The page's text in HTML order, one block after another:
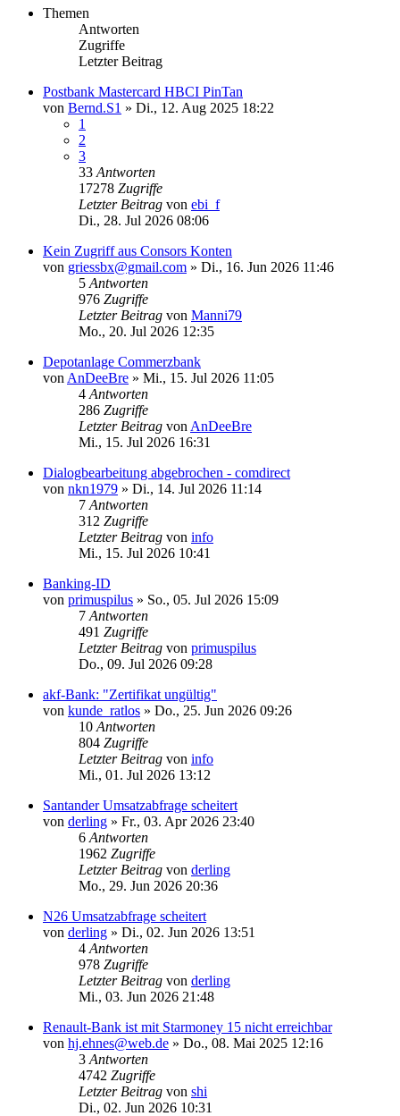
Themen
Antworten
Zugriffe
Letzter Beitrag
Postbank Mastercard HBCI PinTan
von Bernd.S1 » Di., 12. Aug 2025 18:22
1
2
3
33 Antworten
17278 Zugriffe
Letzter Beitrag von ebi_f
Di., 28. Jul 2026 08:06
Kein Zugriff aus Consors Konten
von griessbx@gmail.com » Di., 16. Jun 2026 11:46
5 Antworten
976 Zugriffe
Letzter Beitrag von Manni79
Mo., 20. Jul 2026 12:35
Depotanlage Commerzbank
von AnDeeBre » Mi., 15. Jul 2026 11:05
4 Antworten
286 Zugriffe
Letzter Beitrag von AnDeeBre
Mi., 15. Jul 2026 16:31
Dialogbearbeitung abgebrochen - comdirect
von nkn1979 » Di., 14. Jul 2026 11:14
7 Antworten
312 Zugriffe
Letzter Beitrag von info
Mi., 15. Jul 2026 10:41
Banking-ID
von primuspilus » So., 05. Jul 2026 15:09
7 Antworten
491 Zugriffe
Letzter Beitrag von primuspilus
Do., 09. Jul 2026 09:28
akf-Bank: "Zertifikat ungültig"
von kunde_ratlos » Do., 25. Jun 2026 09:26
10 Antworten
804 Zugriffe
Letzter Beitrag von info
Mi., 01. Jul 2026 13:12
Santander Umsatzabfrage scheitert
von derling » Fr., 03. Apr 2026 23:40
6 Antworten
1962 Zugriffe
Letzter Beitrag von derling
Mo., 29. Jun 2026 20:36
N26 Umsatzabfrage scheitert
von derling » Di., 02. Jun 2026 13:51
4 Antworten
978 Zugriffe
Letzter Beitrag von derling
Mi., 03. Jun 2026 21:48
Renault-Bank ist mit Starmoney 15 nicht erreichbar
von hj.ehnes@web.de » Do., 08. Mai 2025 12:16
3 Antworten
4742 Zugriffe
Letzter Beitrag von shi
Di., 02. Jun 2026 10:31